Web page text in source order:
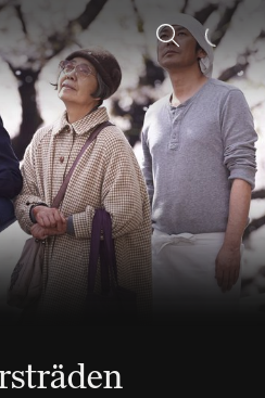
Sök